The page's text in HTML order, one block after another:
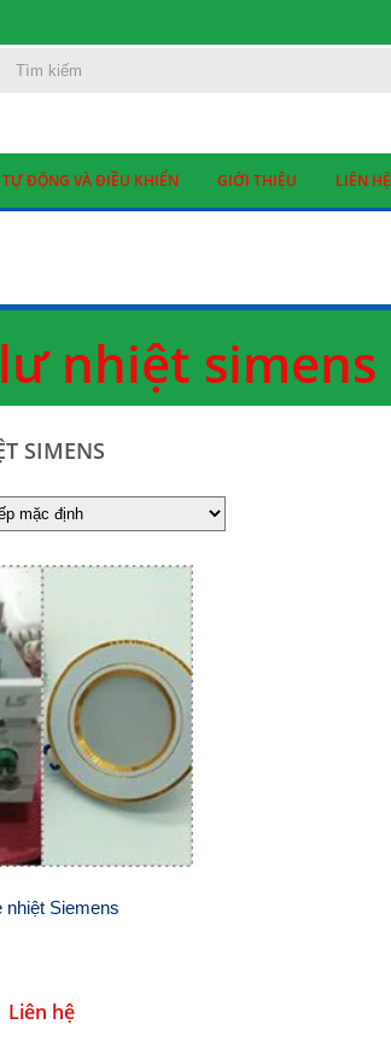
TỰ ĐỘNG VÀ ĐIỀU KHIỂN GIỚI THIỆU LIÊN HỆ
nhiệt simens
SIMENS
nhiệt Siemens
Liên hệ